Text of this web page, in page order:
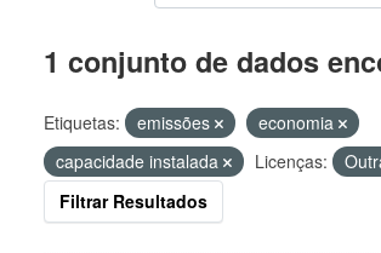
1 conjunto de dados
Etiquetas: emissões
economia
capacidade instalada
Licenças:
Filtrar Resultados